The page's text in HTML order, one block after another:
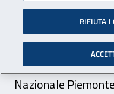
Scade il 31
presentazione
una unità
Nazionale
RIFIUTA I